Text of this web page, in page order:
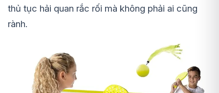
thủ tục hải quan rắc rối mà không phải ai cũng
rành.